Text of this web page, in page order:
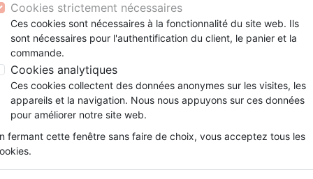
Segond 21
Segond
NEG
Famille, couple
Souffrance, Relation d'aide
Santé
Couple
Méditations
Souffrance, Relation d'aide
Psychologie
ans
Bibles jeunesse
Latino, Folk
Soul
Instrumental
Louange, Adoration
Hardrock, Métal
conférences
Documentaires, reportages
Accessoires de Bible
Papeterie
Psychologie
: Par page :
Cookies strictement nécessaires
Ces cookies sont nécessaires à la fonctionnalité du site web. Ils
sont nécessaires pour l'authentification du client, le panier et la
commande.
Cookies analytiques
Ces cookies collectent des données anonymes sur les visites, les
appareils et la navigation. Nous nous appuyons sur ces données
pour améliorer notre site web.
fermant cette fenêtre sans faire de choix, vous acceptez tous les